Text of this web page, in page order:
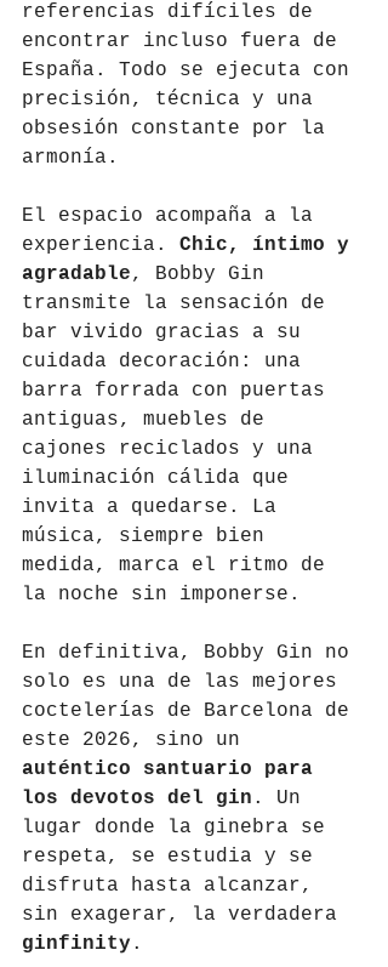
referencias difíciles de
encontrar incluso fuera de
España. Todo se ejecuta con
precisión, técnica y una
obsesión constante por la
armonía.
El espacio acompaña a la
experiencia. Chic, íntimo y
agradable, Bobby Gin
transmite la sensación de
bar vivido gracias a su
cuidada decoración: una
barra forrada con puertas
antiguas, muebles de
cajones reciclados y una
iluminación cálida que
invita a quedarse. La
música, siempre bien
medida, marca el ritmo de
la noche sin imponerse.
En definitiva, Bobby Gin no
solo es una de las mejores
coctelerías de Barcelona de
este 2026, sino un
auténtico santuario para
los devotos del gin . Un
lugar donde la ginebra se
respeta, se estudia y se
disfruta hasta alcanzar,
sin exagerar, la verdadera
ginfinity .